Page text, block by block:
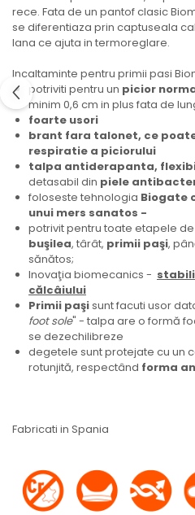
rece. Fata de un pantof clasic
se diferentiaza prin captuseala
lana ce ajuta in termoreglare.
Incaltaminte pentru primii pasi
potriviti pentru un picior
minim 0,6 cm in plus fata de
foarte usori
brant fara talonet, ce
respiratie a piciorului
talpa antiderapanta,
detasabil din piele
foloseste tehnologia Biogate
unui mers sanatos -
potrivit pentru toate etapele
buşilea, târât, primii paşi,
sănătos;
Inovaţia biomecanics -
călcâiului
Primii paşisunt facuti usor
foot sole" - talpa are o formă
se dezechilibreze
degetele sunt protejate cu un
rotunjită, respectând forma
Fabricati in Spania